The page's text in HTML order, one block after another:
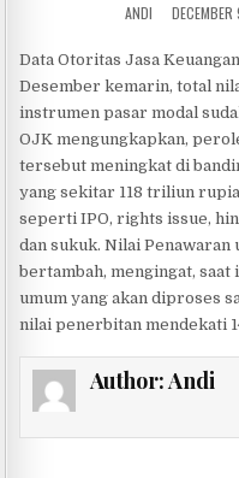
AUTHOR:
ANDI
Data Otoritas Jasa
Desember kemarin, total
instrumen pasar modal
OJK mengungkapkan,
tersebut meningkat di
yang sekitar 118 triliun
seperti IPO, rights issue,
dan sukuk. Nilai
bertambah, mengingat, saat
umum yang akan diproses
nilai penerbitan mendekati
Author:Andi